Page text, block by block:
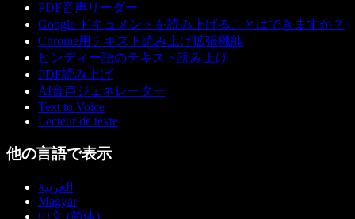
PDF音声リーダー
Google ドキュメントを読み上げることはできますか？
Chrome用テキスト読み上げ拡張機能
ヒンディー語のテキスト読み上げ
PDF読み上げ
AI音声ジェネレーター
Text to Voice
Lecteur de texte
他の言語で表示
العربية
Magyar
中文 (简体)